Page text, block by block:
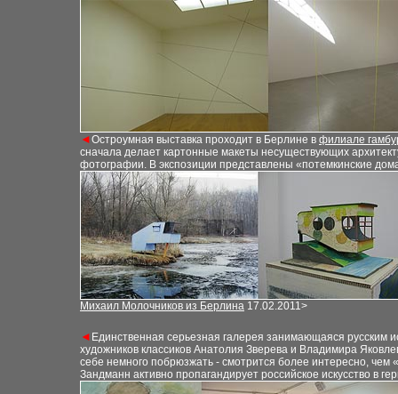
◄Остроумная выставка проходит в Берлине в филиале г
сначала делает картонные макеты несуществующих
фотографии. В экспозиции представлены «потемкинские
Михаил Молочников из Берлина 17.02.2011>
◄ Единственная серьезная галерея занимающаяся русским
художников классиков Анатолия Зверева и Владимира
себе немного побрюзжать - смотрится более интересно, чем
Зандманн активно пропагандирует российское искусство в